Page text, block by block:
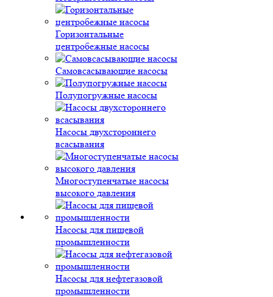
Горизонтальные
центробежные насосы
Самовсасывающие насосы
Полупогружные насосы
Насосы двухстороннего
всасывания
Многоступенчатые насосы
высокого давления
Насосы для пищевой
промышленности
Насосы для нефтегазовой
промышленности